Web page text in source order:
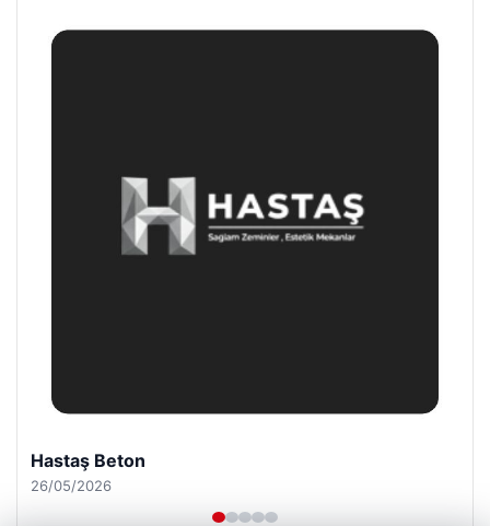
Prenses Night Club
29/04/2026